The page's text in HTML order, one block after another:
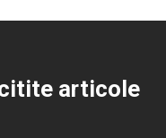
articole